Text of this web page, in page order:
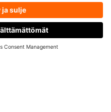
OTA YHTEYTTÄ